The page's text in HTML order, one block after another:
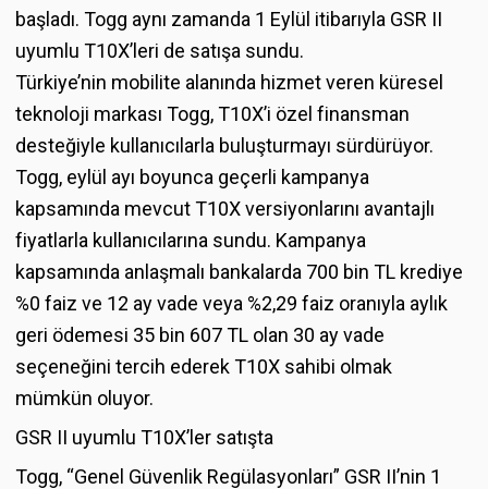
başladı. Togg aynı zamanda 1 Eylül itibarıyla GSR II
uyumlu T10X’leri de satışa sundu.
Türkiye’nin mobilite alanında hizmet veren küresel
teknoloji markası Togg, T10X’i özel finansman
desteğiyle kullanıcılarla buluşturmayı sürdürüyor.
Togg, eylül ayı boyunca geçerli kampanya
kapsamında mevcut T10X versiyonlarını avantajlı
fiyatlarla kullanıcılarına sundu. Kampanya
kapsamında anlaşmalı bankalarda 700 bin TL krediye
%0 faiz ve 12 ay vade veya %2,29 faiz oranıyla aylık
geri ödemesi 35 bin 607 TL olan 30 ay vade
seçeneğini tercih ederek T10X sahibi olmak
mümkün oluyor.
GSR II uyumlu T10X’ler satışta
Togg, “Genel Güvenlik Regülasyonları” GSR II’nin 1